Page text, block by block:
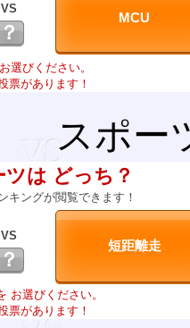
VS
？
選びください。
票があります！
スポー
は どっち？
キングが閲覧できます！
VS
？
お選びください。
票があります！